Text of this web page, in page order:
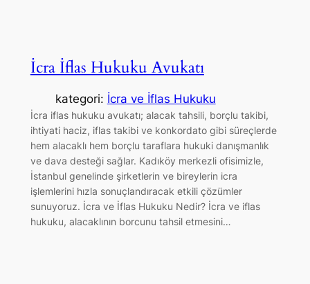
İcra İflas Hukuku Avukatı
kategori: İcra ve İflas Hukuku
İcra iflas hukuku avukatı; alacak tahsili, borçlu takibi,
ihtiyati haciz, iflas takibi ve konkordato gibi süreçlerde
hem alacaklı hem borçlu taraflara hukuki danışmanlık
ve dava desteği sağlar. Kadıköy merkezli ofisimizle,
İstanbul genelinde şirketlerin ve bireylerin icra
işlemlerini hızla sonuçlandıracak etkili çözümler
sunuyoruz. İcra ve İflas Hukuku Nedir? İcra ve iflas
hukuku, alacaklının borcunu tahsil etmesini…